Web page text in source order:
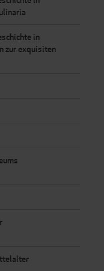
in
zur exquisiten